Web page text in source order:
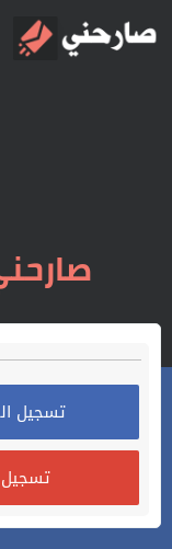
اتصل بنا
تسجيل